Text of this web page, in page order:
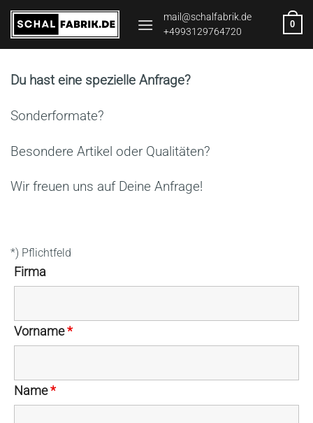
Zum
Inhalt
springen
mail@schalfabrik.de
+4993129764720
0
Du hast eine spezielle Anfrage?
Sonderformate?
Besondere Artikel oder Qualitäten?
Wir freuen uns auf Deine Anfrage!
*) Pflichtfeld
Firma
Vorname*
Name*